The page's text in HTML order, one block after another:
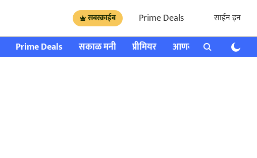
सबस्क्राईब Prime Deals साईन इन
Prime Deals सकाळ मनी प्रीमियर आणखी राशी भविष्य